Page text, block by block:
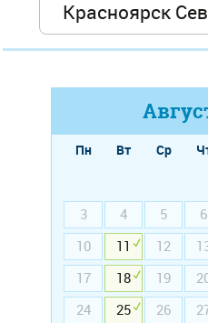
Пн Вт Ср
3
4 5 6
10
11 12
17
18 19
24
25 26